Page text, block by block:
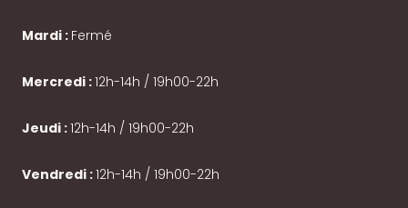
Mardi : Fermé
Mercredi :12h-14h / 19h00-22h
Jeudi :12h-14h / 19h00-22h
Vendredi :12h-14h / 19h00-22h